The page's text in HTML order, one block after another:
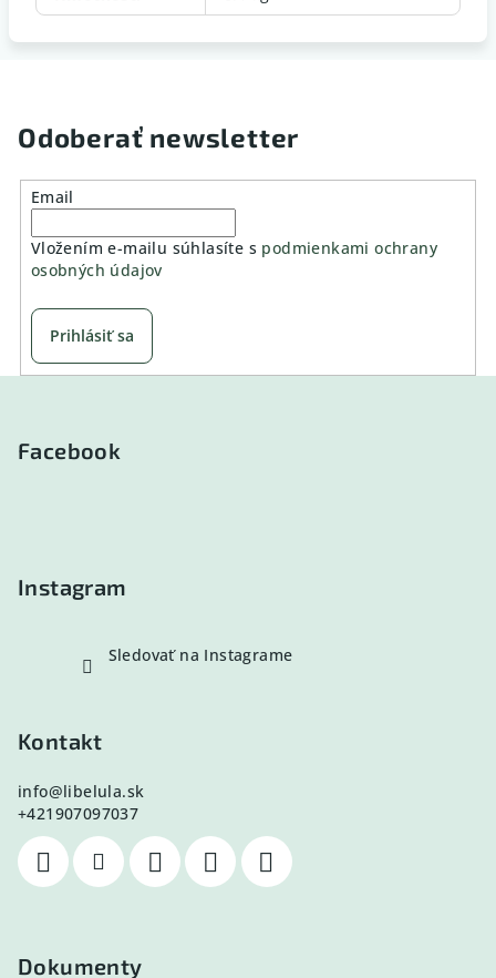
Odoberať newsletter
Email
Vložením e-mailu súhlasíte s podmienkami ochrany
osobných údajov
Prihlásiť sa
Facebook
Instagram
Sledovať na Instagrame
Kontakt
info@libelula.sk
+421907097037
Dokumenty